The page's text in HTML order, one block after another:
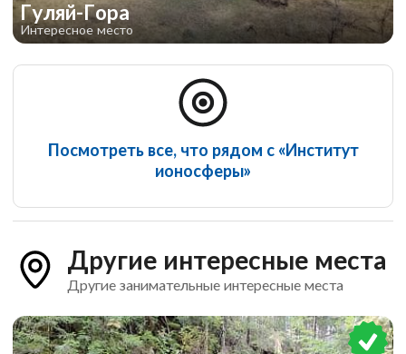
Гуляй-Гора
Интересное место
Посмотреть все, что рядом с «Институт
ионосферы»
Другие интересные места
Другие занимательные интересные места